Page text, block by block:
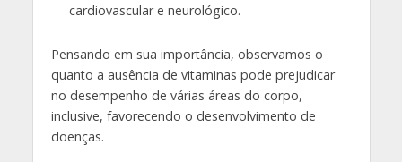
cardiovascular e neurológico.
Pensando em sua importância, observamos o
quanto a ausência de vitaminas pode prejudicar
no desempenho de várias áreas do corpo,
inclusive, favorecendo o desenvolvimento de
doenças.